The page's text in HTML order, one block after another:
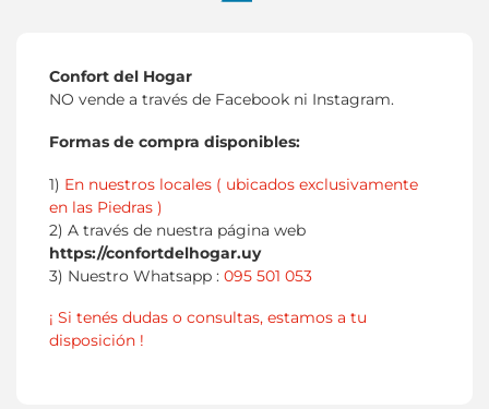
Confort del Hogar
NO vende a través de Facebook ni Instagram.
Formas de compra disponibles:
1) En nuestros locales ( ubicados exclusivamente
en las Piedras )
2) A través de nuestra página web
https://confortdelhogar.uy
3) Nuestro Whatsapp : 095 501 053
¡ Si tenés dudas o consultas, estamos a tu
disposición !